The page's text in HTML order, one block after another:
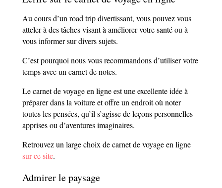
Au cours d’un road trip divertissant, vous pouvez vous
atteler à des tâches visant à améliorer votre santé ou à
vous informer sur divers sujets.
C’est pourquoi nous vous recommandons d’utiliser votre
temps avec un carnet de notes.
Le carnet de voyage en ligne est une excellente idée à
préparer dans la voiture et offre un endroit où noter
toutes les pensées, qu’il s’agisse de leçons personnelles
apprises ou d’aventures imaginaires.
Retrouvez un large choix de carnet de voyage en ligne
sur ce site.
Admirer le paysage